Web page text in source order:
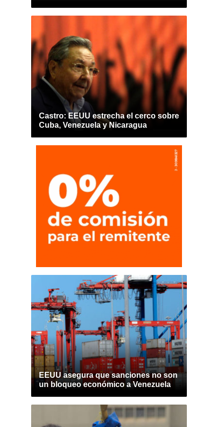
Castro: EEUU estrecha el cerco sobre
Cuba, Venezuela y Nicaragua
EEUU asegura que sanciones no son
un bloqueo económico a Venezuela